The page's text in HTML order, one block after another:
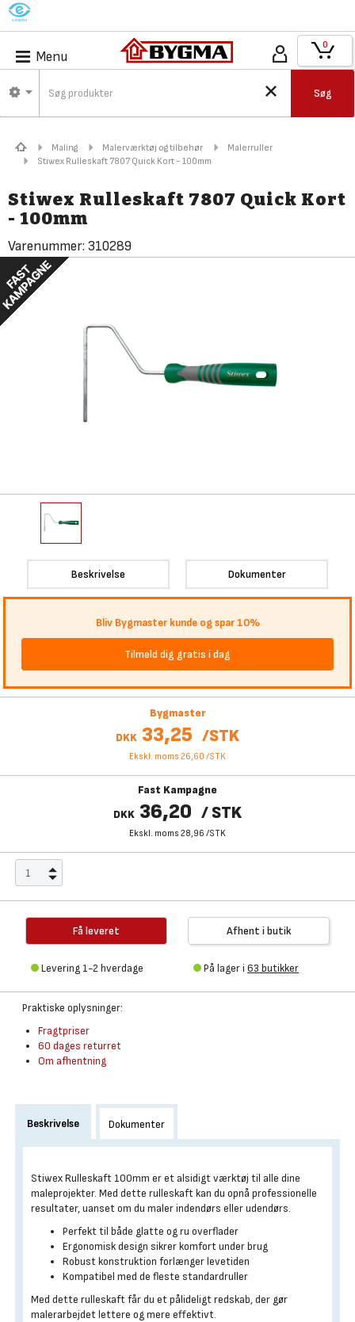
M
Menu
Søg
0
Maling Malerværktøj og tilbehør
Malerruller
Stiwex Rulleskaft 7807 Quick Kort - 100mm
Stiwex Rulleskaft 7807 Quick Kort
- 100mm
Varenummer: 310289
Beskrivelse Dokumenter
Bliv Bygmaster kunde og spar 10%
Tilmeld dig gratis i dag
Bygmaster
DKK 33,25 /STK
Ekskl. moms 26,60 /STK
Fast Kampagne
DKK 36,20 /STK
Ekskl. moms 28,96 /STK
Få leveret
Levering 1-2 hverdage
Afhent i butik
På lager i 63 butikker
Praktiske oplysninger:
Fragtpriser
60 dages returret
Om afhentning
Beskrivelse Dokumenter
Stiwex Rulleskaft 100mm er et alsidigt værktøj til alle dine
maleprojekter. Med dette rulleskaft kan du opnå professionelle
resultater, uanset om du maler indendørs eller udendørs.
Perfekt til både glatte og ru overflader
Ergonomisk design sikrer komfort under brug
Robust konstruktion forlænger levetiden
Kompatibel med de fleste standardruller
Med dette rulleskaft får du et pålideligt redskab, der gør
malerarbejdet lettere og mere effektivt.